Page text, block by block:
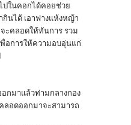
ปในคอกได้คอยช่วย
กินได้ เอาฟางแห้งหญ้า
ะคลอดให้ทันการ รวม
อการให้ความอบอุ่นแก่
อไป
มาแล้วท่ามกลางกอง
อดออกมาจะสามารถ